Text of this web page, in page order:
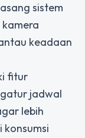
sistem
keadaan
fitur
jadwal
lebih